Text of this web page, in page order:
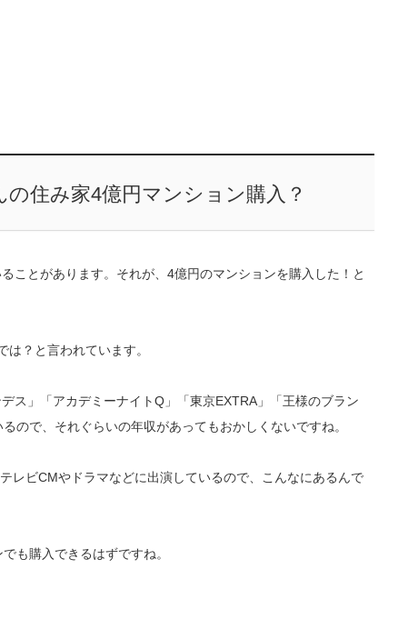
住み家4億円マンション購入？
ことがあります。それが、4億円のマンションを購入した！と
？と言われています。
ス」「アカデミーナイトQ」「東京EXTRA」「王様のブラン
ので、それぐらいの年収があってもおかしくないですね。
レビCMやドラマなどに出演しているので、こんなにあるんで
も購入できるはずですね。